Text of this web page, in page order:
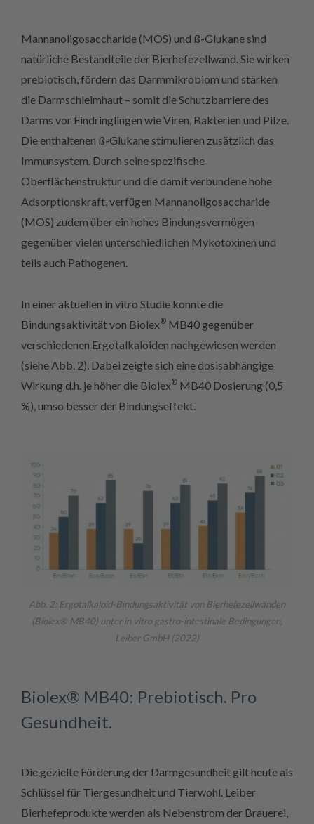
Mannanoligosaccharide (MOS) und ß-Glukane sind
natürliche Bestandteile der Bierhefezellwand. Sie wirken
prebiotisch, fördern das Darmmikrobiom und stärken
die Darmschleimhaut – somit die Schutzbarriere des
Darms vor Eindringlingen wie Viren, Bakterien und Pilze.
Die enthaltenen ß-Glukane stimulieren zusätzlich das
Immunsystem. Durch seine spezifische
Oberflächenstruktur und die damit verbundene hohe
Adsorptionskraft, verfügen Mannanoligosaccharide
(MOS) zudem über ein hohes Bindungsvermögen
gegenüber vielen unterschiedlichen Mykotoxinen und
teils auch Pathogenen.
In einer aktuellen in vitro Studie konnte die
Bindungsaktivität von Biolex® MB40 gegenüber
verschiedenen Ergotalkaloiden nachgewiesen werden
(siehe Abb. 2). Dabei zeigte sich eine dosisabhängige
Wirkung d.h. je höher die Biolex® MB40 Dosierung (0,5
%), umso besser der Bindungseffekt.
Abb. 2: Ergotalkaloid-Bindungsaktivität von Bierhefezellwänden
(Biolex® MB40) unter in vitro gastro-intestinale Bedingungen,
Leiber GmbH (2022)
Biolex® MB40: Prebiotisch. Pro
Gesundheit.
Die gezielte Förderung der Darmgesundheit gilt heute als
Schlüssel für Tiergesundheit und Tierwohl. Leiber
Bierhefeprodukte werden als Nebenstrom der Brauerei,